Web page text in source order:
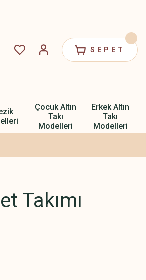
SEPET
Çocuk Altın
Takı
Modelleri
Erkek Altın
Takı
Modelleri
Takımı